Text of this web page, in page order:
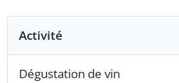
Activité
Dégustation de vin